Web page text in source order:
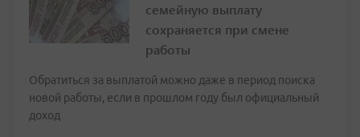
семейную выплату
сохраняется при смене
работы
Обратиться за выплатой можно даже в период поиска
новой работы, если в прошлом году был официальный
доход